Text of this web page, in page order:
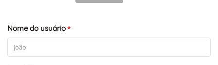
Nome do usuário*